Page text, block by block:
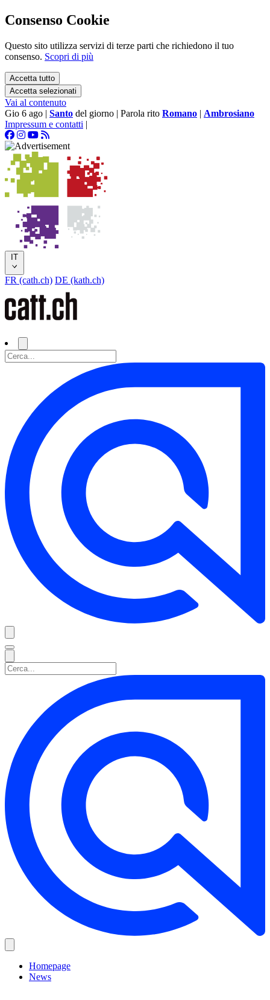
Consenso Cookie
Questo sito utilizza servizi di terze parti che richiedono il tuo
consenso. Scopri di più
Accetta tutto
Accetta selezionati
Vai al contenuto
Gio 6 ago | Santo del giorno | Parola rito Romano | Ambrosiano
Impressum e contatti |
IT
FR (cath.ch) DE (kath.ch)
Homepage
News